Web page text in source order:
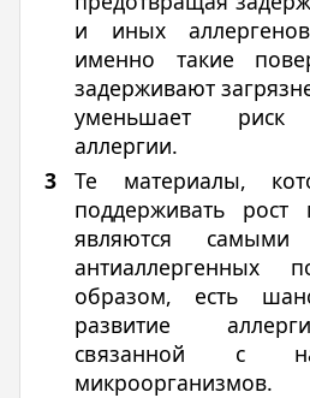
и иных
именно такие
задерживают
уменьшает риск
аллергии.
Те материалы,
поддерживать рост
являются
антиаллергенных
образом, есть
развитие
связанной с
микроорганизмов.